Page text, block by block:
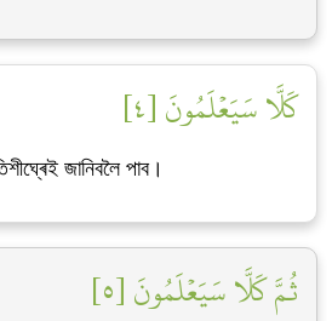
كَلَّا سَيَعۡلَمُونَ [٤]
জানিবলৈ পাব।
ثُمَّ كَلَّا سَيَعۡلَمُونَ [٥]